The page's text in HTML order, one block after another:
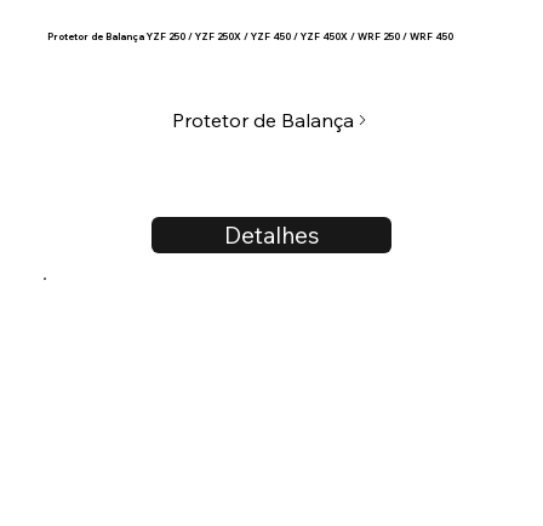
Protetor de Balança YZF 250 / YZF 250X / YZF 450 / YZF 450X / WRF 250 / WRF 450
Detalhes
Protetor de Balança